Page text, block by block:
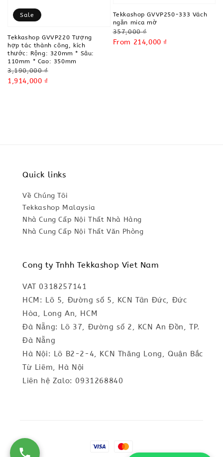
Sale
Tekkashop GVVP220 Tượng
hợp tác thành công, kích
thước: Rộng: 320mm * Sâu:
110mm * Cao: 350mm
Regular
price
3,190,000 ₫
Sale
1,914,000 ₫
Tekkashop GVVP250-333 Vách
ngăn mica mờ
Regular
price
357,000 ₫
Sale
From 214,000 ₫
Quick links
Về Chúng Tôi
Tekkashop Malaysia
Nhà Cung Cấp Nội Thất Nhà Hàng
Nhà Cung Cấp Nội Thất Văn Phòng
Cong ty Tnhh Tekkashop Viet Nam
VAT 0318257141
HCM: Lô 5, Đường số 5, KCN Tân Đức, Đức
Hòa, Long An, HCM
Đà Nẵng: Lô 37, Đường số 2, KCN An Đồn, TP.
Đà Nẵng
Hà Nội: Lô B2-2-4, KCN Thăng Long, Quận Bắc
Từ Liêm, Hà Nội
Liên hệ Zalo: 0931268840